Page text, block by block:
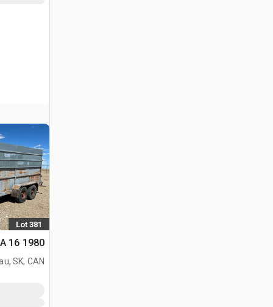
Lot 381
1980 16 ft T/A مقطورة للخيول
SK, CAN